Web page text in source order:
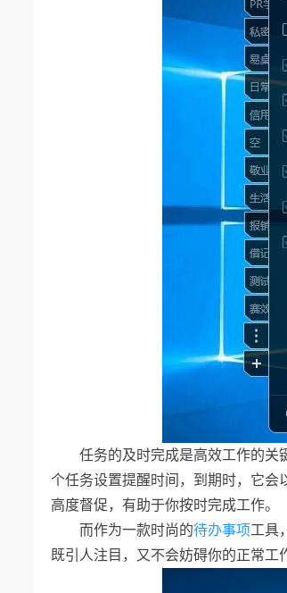
任务的及时完成是高效工作的关
个任务设置提醒时间，到期时，它会
高度督促，有助于你按时完成工作。
而作为一款时尚的待办事项工具
既引人注目，又不会妨碍你的正常工